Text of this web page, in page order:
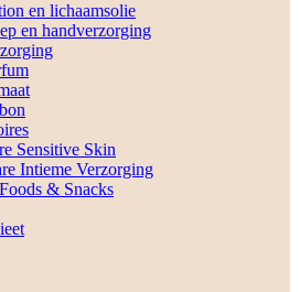
en lichaamsolie
en handverzorging
Sensitive Skin
Intieme Verzorging
& Snacks